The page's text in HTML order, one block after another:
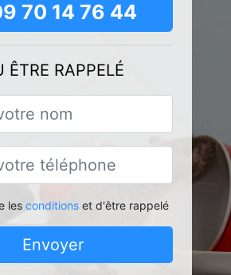
70 14 76 44
ÊTRE RAPPELÉ
les conditionset d'être rappelé
Envoyer